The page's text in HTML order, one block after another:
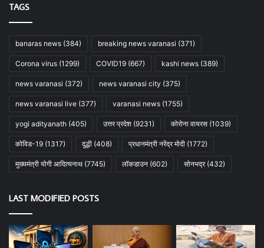
TAGS
banaras news (384) breaking news varanasi (371)
Corona virus (1299) COVID19 (667) kashi news (389)
news varanasi (372) news varanasi city (375)
news varanasi live (377) varanasi news (1755)
yogi adityanath (405) उत्तर प्रदेश (9231) कोरोना वायरस (1039)
कोविड-19 (1317) दुद्धी (408) प्रधानमंत्री नरेंद्र मोदी (1772)
मुख्यमंत्री योगी आदित्यनाथ (7745) लॉकडाउन (602) सोनभद्र(432)
LAST MODIFIED POSTS